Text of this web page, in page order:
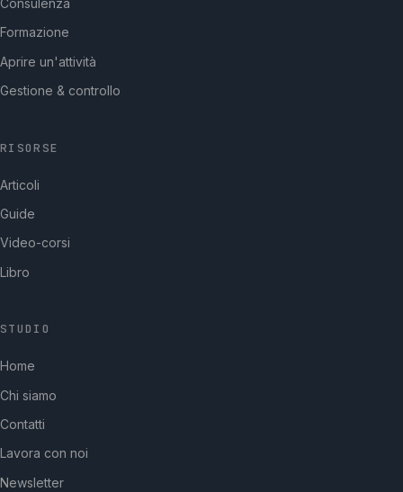
Consulenza
Formazione
Aprire un'attività
Gestione & controllo
RISORSE
Articoli
Guide
Video-corsi
Libro
STUDIO
Home
Chi siamo
Contatti
Lavora con noi
Newsletter